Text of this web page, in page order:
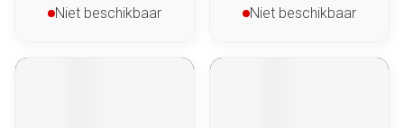
Niet beschikbaar Niet beschikbaar